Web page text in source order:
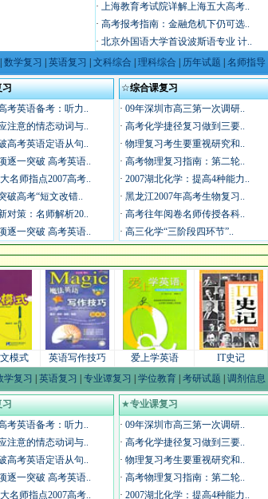
· 上海教育考试院详解上海五大高考..
· 高考报考指南：金融危机下仍可选..
· 北京外国语大学首设波斯语专业 计..
数学复习 英语复习 文科综合 理科综合 历年试题 名师指导
习
考英语备考：听力..
注意的情态动词与..
高考英语定语从句..
逐一突破 高考英语..
名师指点2007高考..
破高考“短文改错..
对策：名师解析20..
逐一突破 高考英语..
☆综合课复习
· 09年深圳市高三第一次调研..
· 高考化学捷径复习做到三要..
· 物理复习考生要重视研究和..
· 高考物理复习指南：第二轮..
· 2007湖北化学：提高4种能力..
· 黑龙江2007年高考生物复习..
· 高考往年阅卷名师传授各科..
· 高三化学“三阶段四环节”..
模式 英语写作技巧 爱上学英语
IT史记
学复习 英语复习 专业谭复习 学位教育 考研试题 调剂信息
习
考英语备考：听力..
注意的情态动词与..
高考英语定语从句..
逐一突破 高考英语..
名师指点2007高考..
★专业课复习
· 09年深圳市高三第一次调研..
· 高考化学捷径复习做到三要..
· 物理复习考生要重视研究和..
· 高考物理复习指南：第二轮..
· 2007湖北化学：提高4种能力..